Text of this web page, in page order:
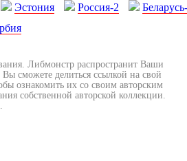
Эстония Россия-2
Либмонстр распространит Ваши
сможете делиться ссылкой на свой
ознакомить их со своим авторским
собственной авторской коллекции.